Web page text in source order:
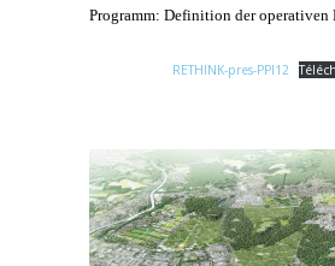
Programm: Definition der operativen
RETHINK-pres-PPI12